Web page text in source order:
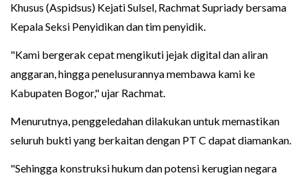
Khusus (Aspidsus) Kejati Sulsel, Rachmat Supriady bersama
Kepala Seksi Penyidikan dan tim penyidik.
"Kami bergerak cepat mengikuti jejak digital dan aliran
anggaran, hingga penelusurannya membawa kami ke
Kabupaten Bogor," ujar Rachmat.
Menurutnya, penggeledahan dilakukan untuk memastikan
seluruh bukti yang berkaitan dengan PT C dapat diamankan.
"Sehingga konstruksi hukum dan potensi kerugian negara